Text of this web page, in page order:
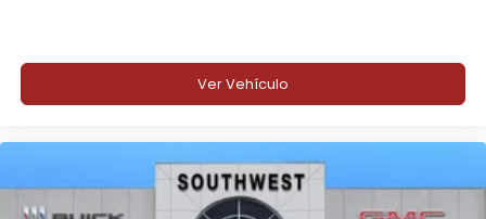
Ver Vehículo